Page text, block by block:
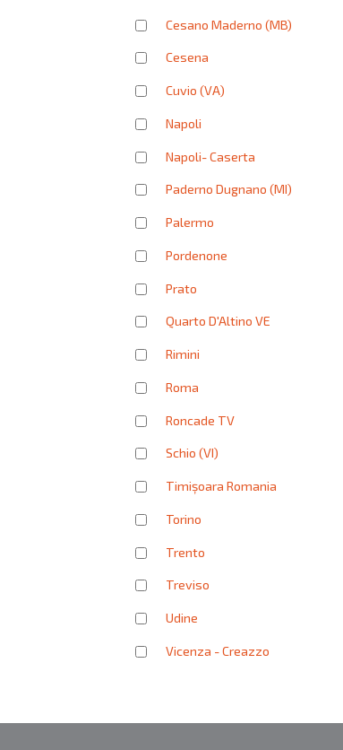
Cesano Maderno (MB)
Cesena
Cuvio (VA)
Napoli
Napoli- Caserta
Paderno Dugnano (MI)
Palermo
Pordenone
Prato
Quarto D'Altino VE
Rimini
Roma
Roncade TV
Schio (VI)
Timișoara Romania
Torino
Trento
Treviso
Udine
Vicenza - Creazzo